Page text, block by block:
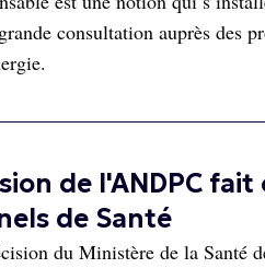
consultation auprès des
de l'ANDPC
de Santé
du Ministère de la Santé